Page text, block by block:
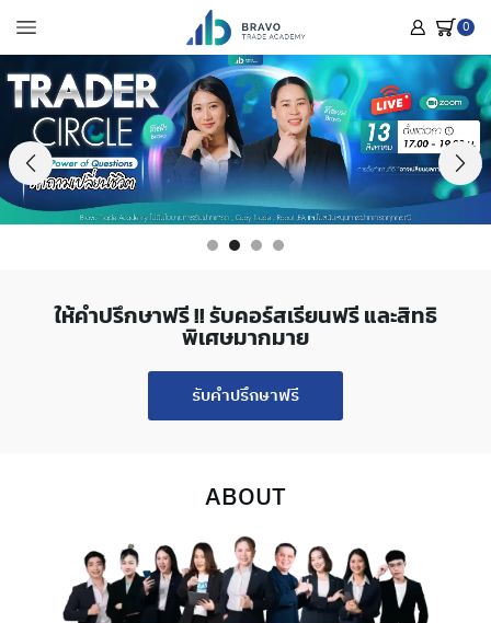
0
ให้คำปรึกษาฟรี !! รับคอร์สเรียนฟรี และสิทธิ
พิเศษมากมาย
รับคำปรึกษาฟรี
ABOUT